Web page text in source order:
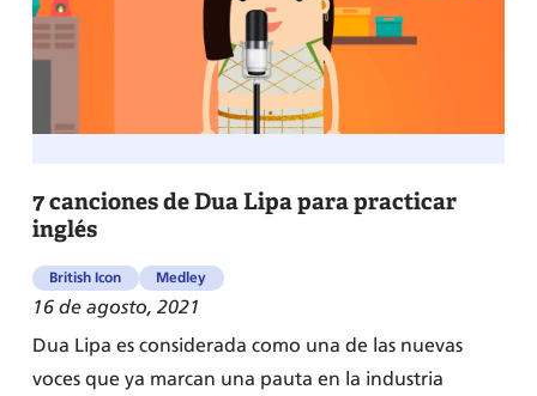
7 canciones de Dua Lipa para practicar
inglés
British Icon Medley
16 de agosto, 2021
Dua Lipa es considerada como una de las nuevas
voces que ya marcan una pauta en la industria